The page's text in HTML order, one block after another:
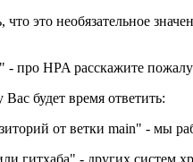
что это необязательное
про HPA расскажите
будет время ответить:
от ветки main" - мы
гитхаба" - других систем